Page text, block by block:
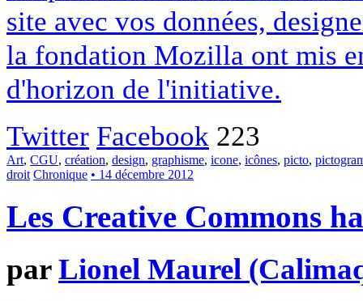
site avec vos données,
la fondation Mozilla ont mis
d'horizon de l'initiative.
Twitter Facebook 223
Art, CGU, création, design, graphisme, icone, icônes, picto,
droit Chronique • 14 décembre 2012
Les Creative Commons
parLionel Maurel